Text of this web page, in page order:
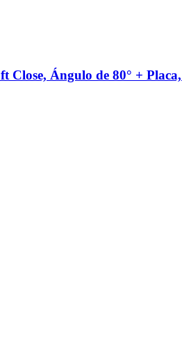
Close, Ángulo de 80° +